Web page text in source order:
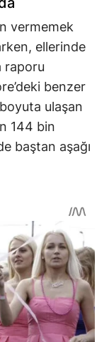
vermemek
ellerinde
raporu
benzer
ulaşan
144 bin
baştan aşağı